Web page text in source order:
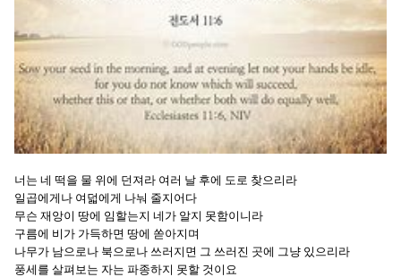
너는 네 떡을 물 위에 던져라 여러 날 후에 도로 찾으리라
일곱에게나 여덟에게 나눠 줄지어다
무슨 재앙이 땅에 임할는지 네가 알지 못함이니라
구름에 비가 가득하면 땅에 쏟아지며
나무가 남으로나 북으로나 쓰러지면 그 쓰러진 곳에 그냥 있으리라
풍세를 살펴보는 자는 파종하지 못할 것이요